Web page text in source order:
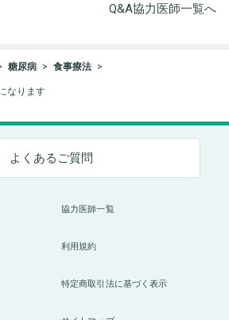
Q&A協力医師一覧へ
糖尿病 食事療法
なります
よくあるご質問
協力医師一覧
利用規約
特定商取引法に基づく表示